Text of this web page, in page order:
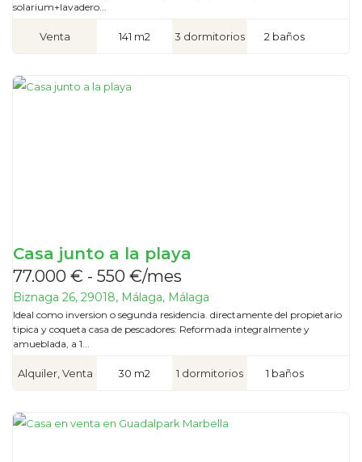
solarium+lavadero...
Venta 141 m2 3 dormitorios 2 baños
Casa junto a la playa
77.000 € - 550 €/mes
Biznaga 26, 29018, Málaga, Málaga
Ideal como inversion o segunda residencia. directamente del propietario
tipica y coqueta casa de pescadores: Reformada integralmente y
amueblada, a 1...
Alquiler, Venta 30 m2 1 dormitorios 1 baños